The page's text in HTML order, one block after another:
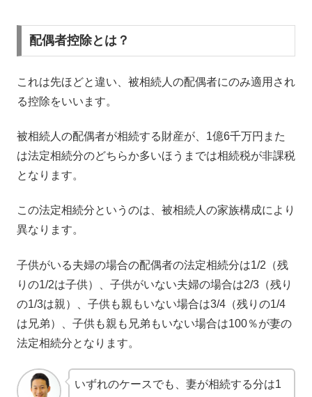
配偶者控除とは？
これは先ほどと違い、被相続人の配偶者にのみ適用され
る控除をいいます。
被相続人の配偶者が相続する財産が、1億6千万円また
は法定相続分のどちらか多いほうまでは相続税が非課税
となります。
この法定相続分というのは、被相続人の家族構成により
異なります。
子供がいる夫婦の場合の配偶者の法定相続分は1/2（残
りの1/2は子供）、子供がいない夫婦の場合は2/3（残り
の1/3は親）、子供も親もいない場合は3/4（残りの1/4
は兄弟）、子供も親も兄弟もいない場合は100％が妻の
法定相続分となります。
いずれのケースでも、妻が相続する分は1